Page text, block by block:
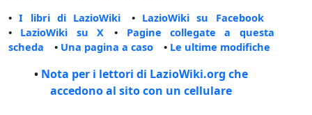
•I libri di LazioWiki • LazioWiki su Facebook
• LazioWiki su X • Pagine collegate a questa
scheda • Una pagina a caso • Le ultime modifiche
• Nota per i lettori di LazioWiki.org che
accedono al sito con un cellulare